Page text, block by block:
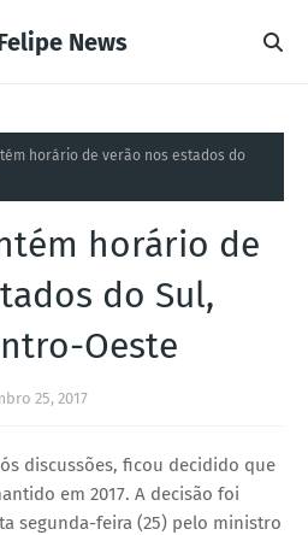
News
horário de verão nos estados do
horário de
do Sul,
Oeste
25, 2017
discussões, ficou decidido que
em 2017. A decisão foi
segunda-feira (25) pelo ministro